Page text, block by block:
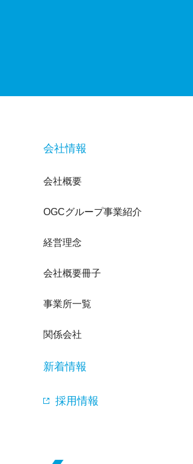
会社情報
会社概要
OGCグループ事業紹介
経営理念
会社概要冊子
事業所一覧
関係会社
新着情報
採用情報